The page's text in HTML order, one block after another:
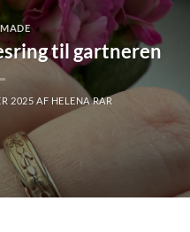
til gartneren
2025 AF HELENA RAR